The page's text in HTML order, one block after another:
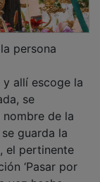
se
de la
guarda la
pertinente
‘Pasar por
vez hecho